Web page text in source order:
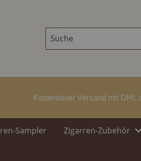
Suche
Kostenloser Versand mit DHL
Sampler Zigarren-Zubehör